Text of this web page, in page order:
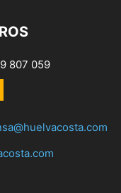
807 059